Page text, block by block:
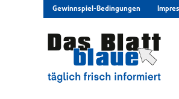
Gewinnspiel-Bedingungen